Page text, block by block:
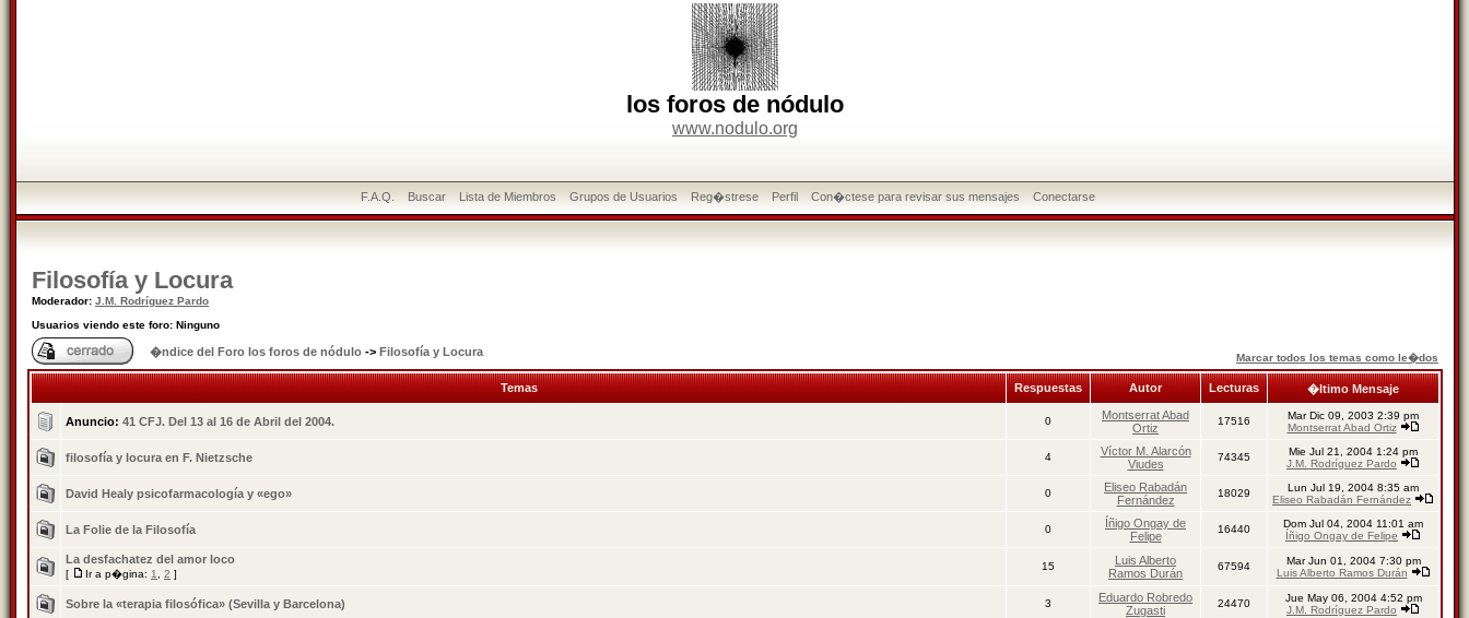
los foros de nódulo
www.nodulo.org
F.A.Q. Buscar Lista de Miembros Grupos de Usuarios Reg�strese Perfil Con�ctese para revisar sus mensajes Conectarse
Filosofía y Locura
Moderador: J.M. Rodríguez Pardo
Usuarios viendo este foro: Ninguno
�ndice del Foro los foros de nódulo -> Filosofía y Locura Marcar todos los temas como le�dos
Temas Respuestas Autor Lecturas �ltimo Mensaje
Anuncio: 41 CFJ. Del 13 al 16 de Abril del 2004. 0
Montserrat Abad
Ortiz
17516
Mar Dic 09, 2003 2:39 pm
Montserrat Abad Ortiz
filosofía y locura en F. Nietzsche 4
Víctor M. Alarcón
Viudes
74345
Mie Jul 21, 2004 1:24 pm
J.M. Rodríguez Pardo
David Healy psicofarmacologí­a y «ego» 0
Eliseo Rabadán
Fernández
18029
Lun Jul 19, 2004 8:35 am
Eliseo Rabadán Fernández
La Folie de la Filosofía 0
Íñigo Ongay de
Felipe
16440
Dom Jul 04, 2004 11:01 am
Íñigo Ongay de Felipe
La desfachatez del amor loco
[ Ir a p�gina: 1 2 ]
15
Luis Alberto
Ramos Durán
67594
Mar Jun 01, 2004 7:30 pm
Luis Alberto Ramos Durán
Sobre la «terapia filosófica» (Sevilla y Barcelona) 3
Eduardo Robredo
Zugasti
24470
Jue May 06, 2004 4:52 pm
J.M. Rodríguez Pardo